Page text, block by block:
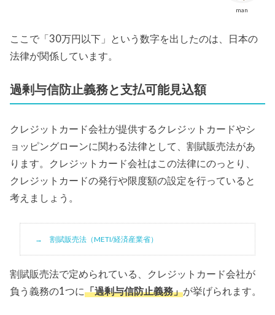
man
ここで「30万円以下」という数字を出したのは、日本の
法律が関係しています。
過剰与信防止義務と支払可能見込額
クレジットカード会社が提供するクレジットカードやシ
ョッピングローンに関わる法律として、割賦販売法があ
ります。クレジットカード会社はこの法律にのっとり、
クレジットカードの発行や限度額の設定を行っていると
考えましょう。
割賦販売法（METI/経済産業省）
割賦販売法で定められている、クレジットカード会社が
負う義務の1つに「過剰与信防止義務」が挙げられます。